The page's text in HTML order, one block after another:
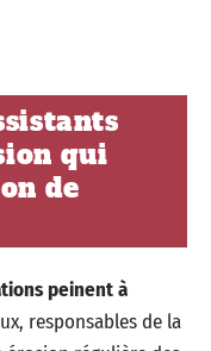
qui
de
peinent à
responsables de la